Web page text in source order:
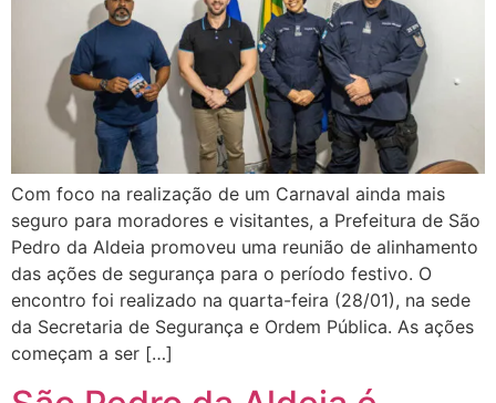
Com foco na realização de um Carnaval ainda mais
seguro para moradores e visitantes, a Prefeitura de São
Pedro da Aldeia promoveu uma reunião de alinhamento
das ações de segurança para o período festivo. O
encontro foi realizado na quarta-feira (28/01), na sede
da Secretaria de Segurança e Ordem Pública. As ações
começam a ser […]